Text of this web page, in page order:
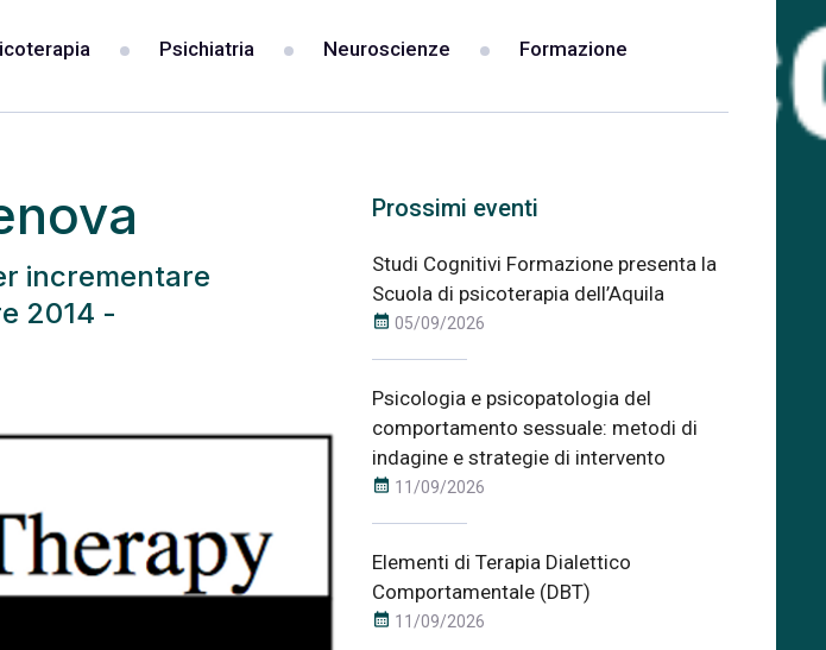
Psichiatria Neuroscienze Formazione
incrementare
2014 -
Prossimi eventi
Studi Cognitivi Formazione presenta la
Scuola di psicoterapia dell’Aquila
calendar_month 05/09/2026
Psicologia e psicopatologia del
comportamento sessuale: metodi di
indagine e strategie di intervento
calendar_month 11/09/2026
Elementi di Terapia Dialettico
Comportamentale (DBT)
calendar_month 11/09/2026